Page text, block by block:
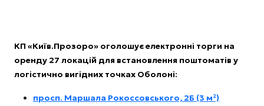
КП «Київ.Прозоро» оголошує електронні торги на
оренду 27 локацій для встановлення поштоматів у
логістично вигідних точках Оболоні:
просп. Маршала Рокоссовського, 2Б (3 м²)